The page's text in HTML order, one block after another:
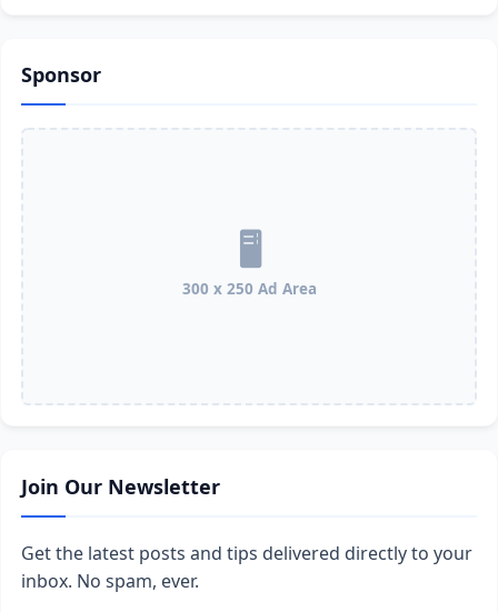
Sponsor
300 x 250 Ad Area
Join Our Newsletter
Get the latest posts and tips delivered directly to your
inbox. No spam, ever.